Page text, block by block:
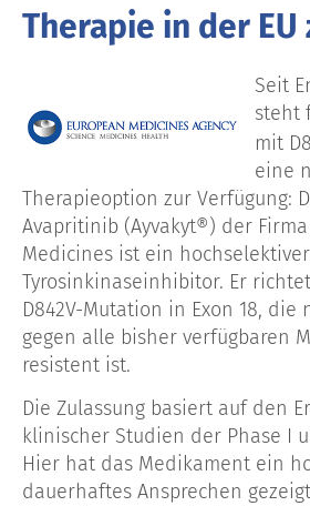
Therapie in der EU
Seit
steht
mit
eine
Therapieoption zur Verfügung:
Avapritinib (Ayvakyt®) der
Medicines ist ein hochselektiver
Tyrosinkinaseinhibitor. Er
D842V-Mutation in Exon 18, die
gegen alle bisher verfügbaren
resistent ist.
Die Zulassung basiert auf den
klinischer Studien der Phase I
Hier hat das Medikament ein
dauerhaftes Ansprechen